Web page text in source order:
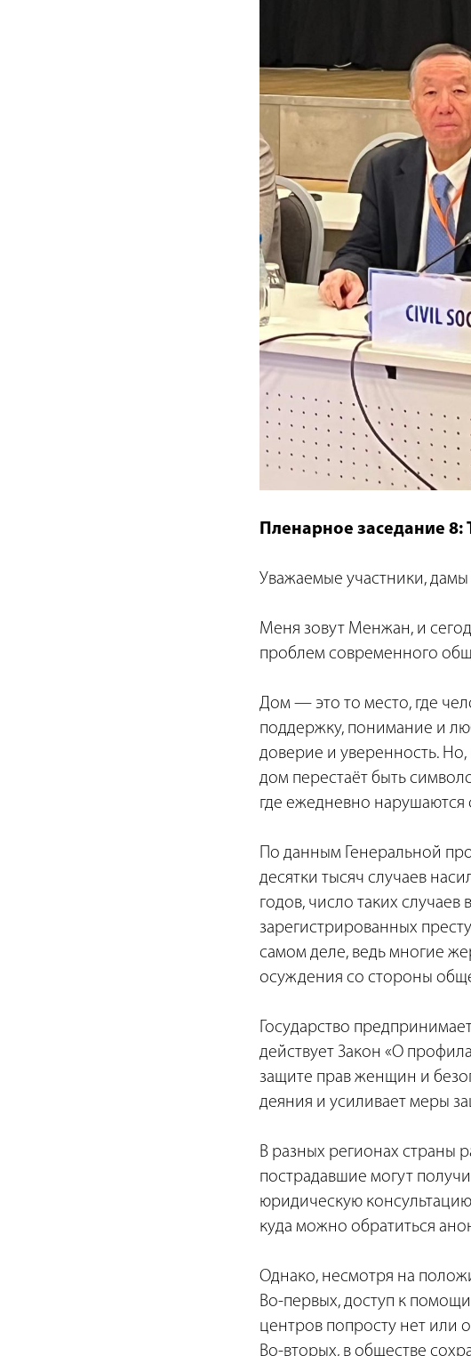
Пленарное заседание 8:
Уважаемые участники, дамы
Меня зовут Менжан, и
проблем современного
Дом — это то место, где
поддержку, понимание и
доверие и уверенность.
дом перестаёт быть
где ежедневно нарушаются
По данным Генеральной
десятки тысяч случаев
годов, число таких
зарегистрированных
самом деле, ведь многие
осуждения со стороны
Государство
действует Закон «О
защите прав женщин и
деяния и усиливает меры
В разных регионах страны
пострадавшие могут
юридическую
куда можно обратиться
Однако, несмотря на
Во-первых, доступ к
центров попросту нет или
Во-вторых, в обществе